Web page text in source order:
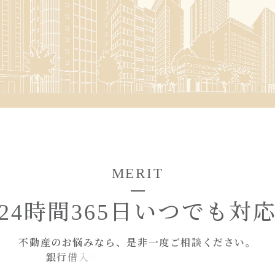
MERIT
時間365日 いつでも対
不動産のお悩み な ら 、是非一度 ご相談 く だ さ い。
銀行借 入